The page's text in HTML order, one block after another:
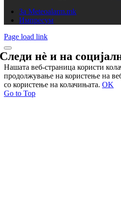
За Meteoalarm.mk
Импресум
Page load link
Следи нѐ и на
Нашата веб-страница користи
продолжување на користење на
со користење на колачињата. OK
Go to Top